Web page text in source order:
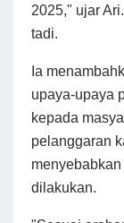
2025," ujar
tadi.
Ia
upaya-upaya
kepada
pelanggaran
dilakukan.